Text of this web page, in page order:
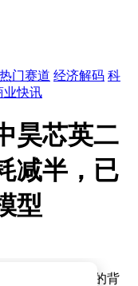
热门赛道 经济解码 科
业快讯
昊芯英二
减半，已
型
呈爆发式增长的背